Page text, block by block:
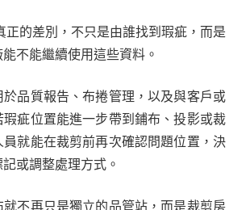
正的差別，不只是由誰找到瑕疵，而是
不能繼續使用這些資料。
品質報告、布捲管理，以及與客戶或
疵位置能進一步帶到鋪布、投影或裁
員就能在裁剪前再次確認問題位置，決
或調整處理方式。
不再只是獨立的品管站，而是裁剪房